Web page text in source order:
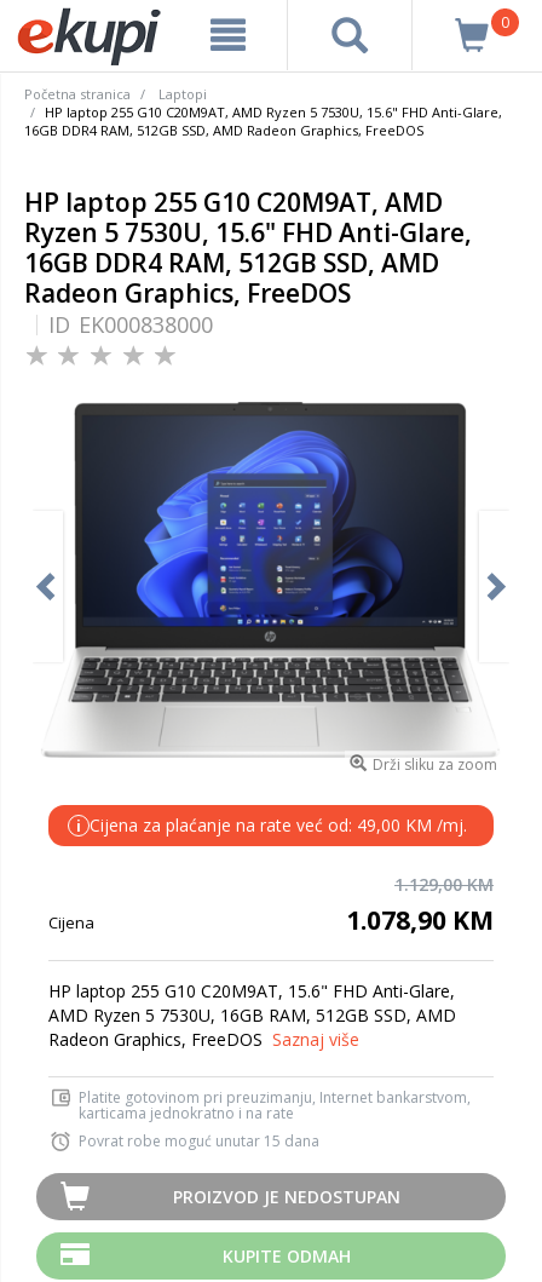
0
Početna stranica
Laptopi
HP laptop 255 G10 C20M9AT, AMD Ryzen 5 7530U, 15.6" FHD Anti-Glare,
16GB DDR4 RAM, 512GB SSD, AMD Radeon Graphics, FreeDOS
HP laptop 255 G10 C20M9AT, AMD
Ryzen 5 7530U, 15.6" FHD Anti-Glare,
16GB DDR4 RAM, 512GB SSD, AMD
Radeon Graphics, FreeDOS
ID EK000838000
Drži sliku za zoom
i Cijena za plaćanje na rate već od: 49,00 KM /mj.
1.129,00 KM
Cijena 1.078,90 KM
HP laptop 255 G10 C20M9AT, 15.6" FHD Anti-Glare,
AMD Ryzen 5 7530U, 16GB RAM, 512GB SSD, AMD
Radeon Graphics, FreeDOS Saznaj više
Platite gotovinom pri preuzimanju, Internet bankarstvom,
karticama jednokratno i na rate
Povrat robe moguć unutar 15 dana
PROIZVOD JE NEDOSTUPAN
KUPITE ODMAH